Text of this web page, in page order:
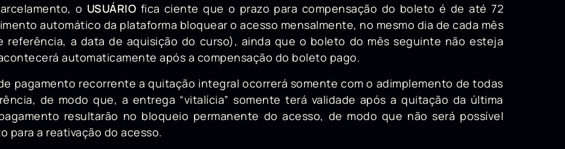
o USUÁRIO fica ciente que o prazo para compensação do boleto é de até 72
automático da plataforma bloquear o acesso mensalmente, no mesmo dia de cada mês
referência, a data de aquisição do curso), ainda que o boleto do mês seguinte não esteja
automaticamente após a compensação do boleto pago.
pagamento recorrente a quitação integral ocorrerá somente com o adimplemento de todas
de modo que, a entrega “vitalícia” somente terá validade após a quitação da última
resultarão no bloqueio permanente do acesso, de modo que não será possível
para a reativação do acesso.